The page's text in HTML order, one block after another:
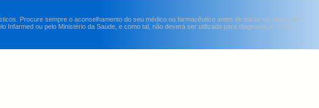
Procure sempre o aconselhamento do seu médico ou farmacêutico antes de iniciar ou alterar um
ou pelo Ministério da Saúde, e como tal, não deverá ser utilizada para diagnosticar, curar,